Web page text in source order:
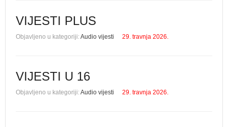
VIJESTI PLUS
Objavljeno u kategoriji:Audio vijesti 29. travnja 2026.
VIJESTI U 16
Objavljeno u kategoriji:Audio vijesti 29. travnja 2026.